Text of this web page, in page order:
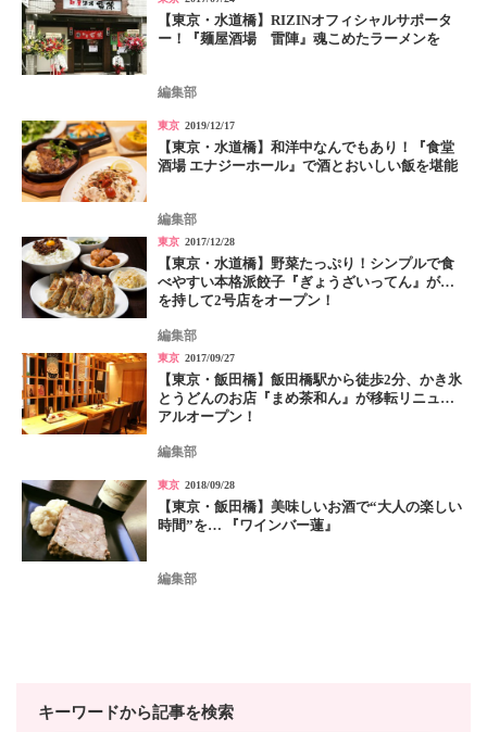
【東京・水道橋】RIZINオフィシャルサポータ
ー！『麺屋酒場 雷陣』魂こめたラーメンを
編集部
東京 2019/12/17
【東京・水道橋】和洋中なんでもあり！『食堂
酒場 エナジーホール』で酒とおいしい飯を堪能
編集部
東京 2017/12/28
【東京・水道橋】野菜たっぷり！シンプルで食
べやすい本格派餃子『ぎょうざいってん』が満
を持して2号店をオープン！
編集部
東京 2017/09/27
【東京・飯田橋】飯田橋駅から徒歩2分、かき氷
とうどんのお店『まめ茶和ん』が移転リニュー
アルオープン！
編集部
東京 2018/09/28
【東京・飯田橋】美味しいお酒で“大人の楽しい
時間”を… 『ワインバー蓮』
編集部
キーワードから記事を検索